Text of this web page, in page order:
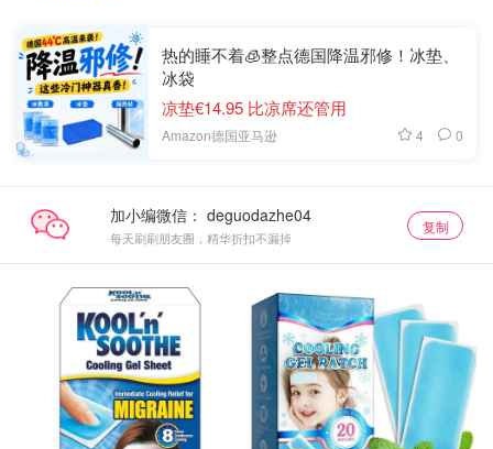
热的睡不着🧊整点德国降温邪修！冰垫、
冰袋
凉垫€14.95 比凉席还管用
Amazon德国亚马逊 4 0
加小编微信：
每天刷刷朋友圈，精华折扣不漏掉
复制